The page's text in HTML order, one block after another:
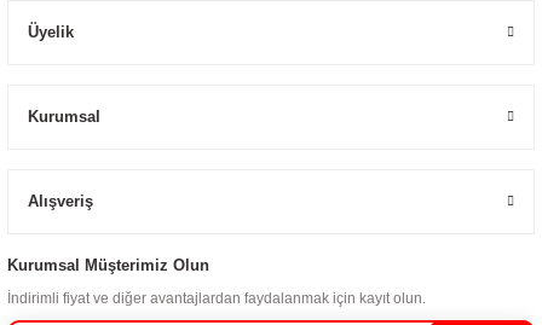
Üyelik
Kurumsal
Alışveriş
Kurumsal Müşterimiz Olun
İndirimli fiyat ve diğer avantajlardan faydalanmak için kayıt olun.